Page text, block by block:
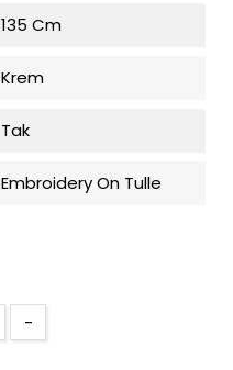
135 Cm
Krem
Tak
Embroidery On Tulle
-